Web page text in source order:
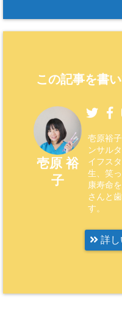
この記事を書
壱原 裕
子
壱原裕
ンサル
イフス
生、笑
康寿命
さんと
す。
詳し